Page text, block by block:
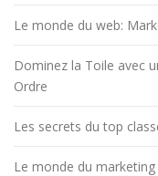
Le monde du web:
Dominez la Toile avec
Ordre
Les secrets du top
Le monde du